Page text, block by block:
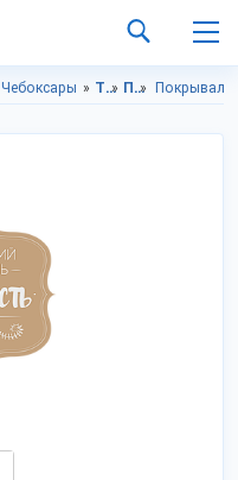
Чебоксары Товары для дома Постельные принадлежности Покрывала